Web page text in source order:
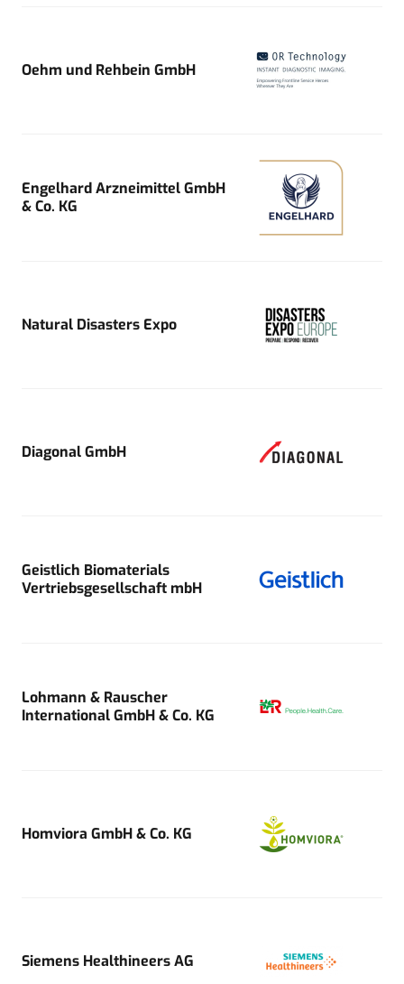
Oehm und Rehbein GmbH
Engelhard Arzneimittel GmbH
& Co. KG
Natural Disasters Expo
Diagonal GmbH
Geistlich Biomaterials
Vertriebsgesellschaft mbH
Lohmann & Rauscher
International GmbH & Co. KG
Homviora GmbH & Co. KG
Siemens Healthineers AG